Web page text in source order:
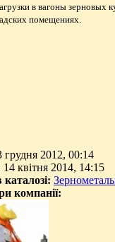
в вагоны зерновых
помещениях.
2012, 00:14
квітня 2014, 14:15
каталозі:
компанії: